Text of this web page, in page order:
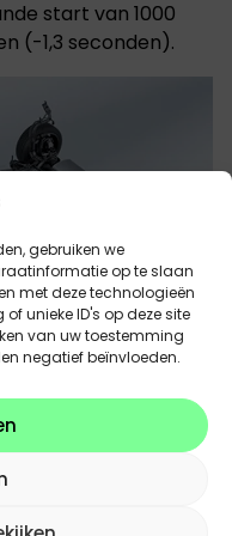
gebruiken we
op te slaan
met deze technologieën
unieke ID's op deze site
van uw toestemming
negatief beïnvloeden.
start van 1000
(-1,3 seconden).
efficiëntie
van de